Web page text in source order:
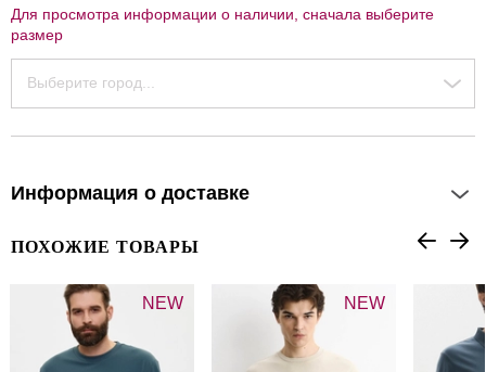
Для просмотра информации о наличии, сначала выберите
размер
Выберите город...
Информация о доставке
ПОХОЖИЕ ТОВАРЫ
NEW NEW